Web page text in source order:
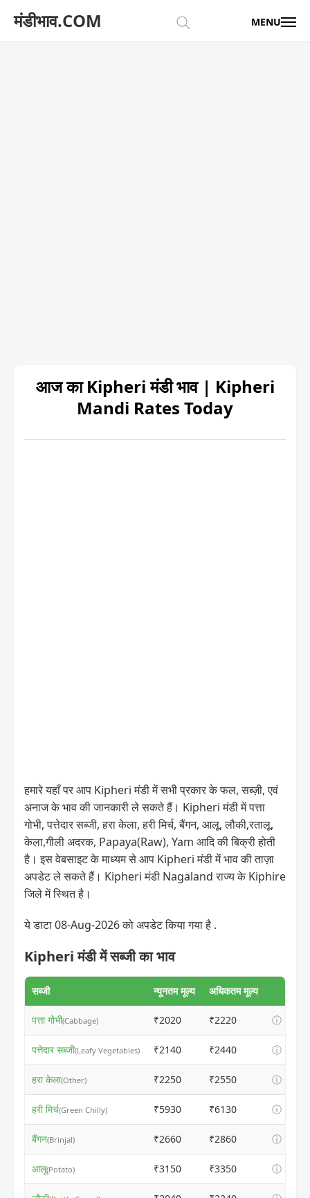
मंडीभाव.COM MENU
आज का Kipheri मंडी भाव | Kipheri
Mandi Rates Today
हमारे यहाँ पर आप Kipheri मंडी में सभी प्रकार के फल, सब्ज़ी, एवं
अनाज के भाव की जानकारी ले सकते हैं। Kipheri मंडी में पत्ता
गोभी, पत्तेदार सब्जी, हरा केला, हरी मिर्च, बैंगन, आलू, लौकी,रतालू,
केला,गीली अदरक, Papaya(Raw), Yam आदि की बिक्री होती
है। इस वेबसाइट के माध्यम से आप Kipheri मंडी में भाव की ताज़ा
अपडेट ले सकते हैं। Kipheri मंडी Nagaland राज्य के Kiphire
जिले में स्थित है।
ये डाटा 08-Aug-2026 को अपडेट किया गया है .
Kipheri मंडी में सब्जी का भाव
सब्जी न्यूनतम मूल्य अधिकतम मूल्य
पत्ता गोभी(Cabbage) ₹2020 ₹2220 ⓘ
पत्तेदार सब्जी(Leafy Vegetables) ₹2140 ₹2440 ⓘ
हरा केला(Other) ₹2250 ₹2550 ⓘ
हरी मिर्च(Green Chilly) ₹5930 ₹6130 ⓘ
बैंगन(Brinjal) ₹2660 ₹2860 ⓘ
आलू(Potato) ₹3150 ₹3350 ⓘ